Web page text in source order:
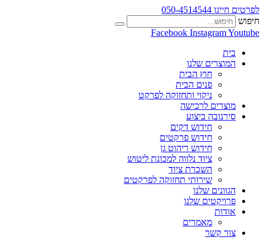
לפרטים חייגו 050-4514544
חיפוש
Facebook InstagramYoutube
בית
המוצרים שלנו
חוץ הבית
פנים הבית
ניקוי ותחזוקה לפרקט
מוצרים לרכישה
סירנובה ביצוע
חידוש דקים
חידוש פרקטים
חידוש ריהוט גן
ציוד נלווה למכונת ליטוש
השכרת ציוד
שירותי תחזוקה לפרקטים
הגוונים שלנו
פרויקטים שלנו
אודות
מאמרים
צור קשר